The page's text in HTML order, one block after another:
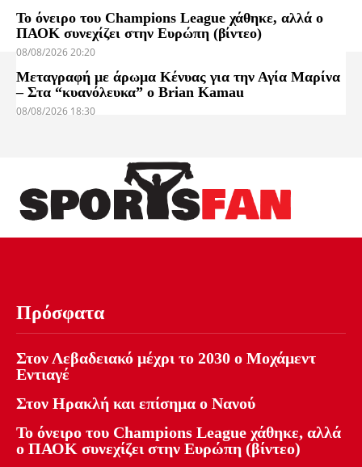
Το όνειρο του Champions League χάθηκε, αλλά ο
ΠΑΟΚ συνεχίζει στην Ευρώπη (βίντεο)
08/08/2026 20:20
Μεταγραφή με άρωμα Κένυας για την Αγία Μαρίνα
– Στα “κυανόλευκα” ο Brian Kamau
08/08/2026 18:30
Πρόσφατα
Στον Λεβαδειακό μέχρι το 2030 ο Μοχάμεντ
Εντιαγέ
Στον Ηρακλή και επίσημα ο Νανού
Το όνειρο του Champions League χάθηκε, αλλά
ο ΠΑΟΚ συνεχίζει στην Ευρώπη (βίντεο)